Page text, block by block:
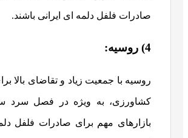
صادرات فلفل دلمه ای ایرانی باشند.
4) روسیه:
روسیه با جمعیت زیاد و تقاضای بالا
کشاورزی، به ویژه در فصل سرد
بازارهای مهم برای صادرات فلفل